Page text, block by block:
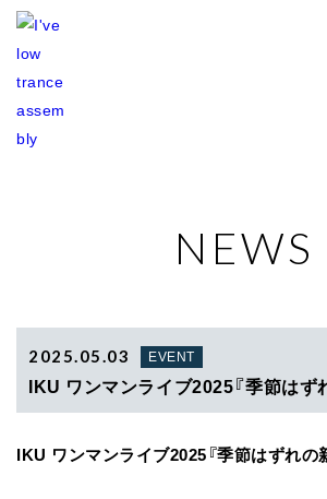
TOP
PROFILE
STORE
NEWS
2025.05.03 EVENT
IKU ワンマンライブ2025『季節はず
IKU ワンマンライブ2025『季節はずれの